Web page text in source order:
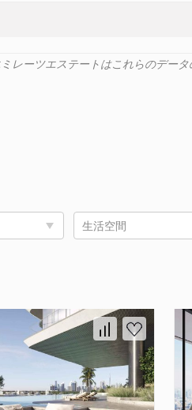
ーツエステートはこれらのデータ
生活空間